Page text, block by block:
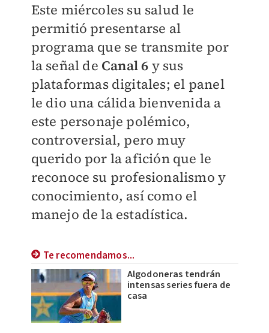
Este miércoles su salud le
permitió presentarse al
programa que se transmite por
la señal de Canal 6 y sus
plataformas digitales; el panel
le dio una cálida bienvenida a
este personaje polémico,
controversial, pero muy
querido por la afición que le
reconoce su profesionalismo y
conocimiento, así como el
manejo de la estadística.
Te recomendamos...
Algodoneras tendrán
intensas series fuera de
casa